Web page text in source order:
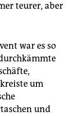
teurer, aber
war es so
um
und